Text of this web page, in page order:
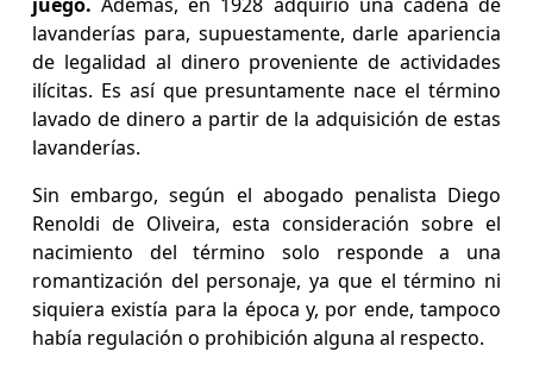
lavanderías para, supuestamente, darle apariencia
de legalidad al dinero proveniente de actividades
ilícitas. Es así que presuntamente nace el término
lavado de dinero a partir de la adquisición de estas
lavanderías.
Sin embargo, según el abogado penalista Diego
Renoldi de Oliveira, esta consideración sobre el
nacimiento del término solo responde a una
romantización del personaje, ya que el término ni
siquiera existía para la época y, por ende, tampoco
había regulación o prohibición alguna al respecto.